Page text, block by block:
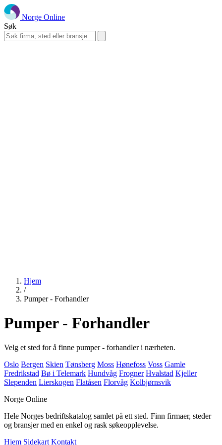
Norge Online
Søk
Hjem
/
Pumper - Forhandler
Pumper - Forhandler
Velg et sted for å finne pumper - forhandler i nærheten.
Oslo Bergen Skien Tønsberg Moss Hønefoss Voss Gamle
Fredrikstad Bø i Telemark Hundvåg Frogner Hvalstad Kjeller
Slependen Lierskogen Flatåsen Florvåg Kolbjørnsvik
Norge Online
Hele Norges bedriftskatalog samlet på ett sted. Finn firmaer, steder
og bransjer med en enkel og rask søkeopplevelse.
Hjem Sidekart Kontakt